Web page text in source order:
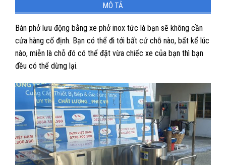
MÔ TẢ
Bán phở lưu động bằng xe phở inox tức là bạn sẽ không cần
cửa hàng cố định. Bạn có thể đi tới bất cứ chỗ nào, bất kể lúc
nào, miễn là chỗ đó có thể đặt vừa chiếc xe của bạn thì bạn
đều có thể dừng lại.